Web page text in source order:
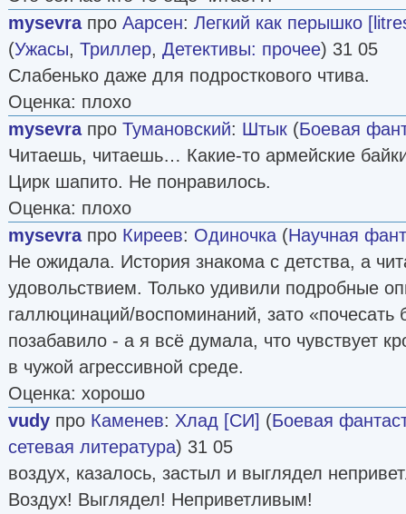
mysevraпро Аарсен: Легкий как перышко
(Ужасы, Триллер, Детективы: прочее) 31 05
Слабенько даже для подросткового чтива.
Оценка: плохо
mysevraпро Тумановский: Штык (Боевая
Читаешь, читаешь… Какие-то армейские
Цирк шапито. Не понравилось.
Оценка: плохо
mysevraпро Киреев: Одиночка (Научная
Не ожидала. История знакома с детства, а
удовольствием. Только удивили подробные
галлюцинаций/воспоминаний, зато
позабавило - а я всё думала, что чувствует
в чужой агрессивной среде.
Оценка: хорошо
vudy про Каменев: Хлад [СИ] (Боевая
сетевая литература) 31 05
воздух, казалось, застыл и выглядел
Воздух! Выглядел! Неприветливым!